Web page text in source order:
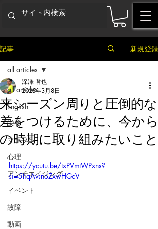
記事 新規登録
all articles
English
栄養
マラソン
心理
アンチエイジング
イベント
故障
動画
all articles
来シーズン周りと圧倒的な
差をつけるために、今から
の時期に取り組みたいこと
深澤 哲也
2025年3月8日
https://youtu.be/txPVmtWPxns?
si=5liqAvsnoZxwHGcV